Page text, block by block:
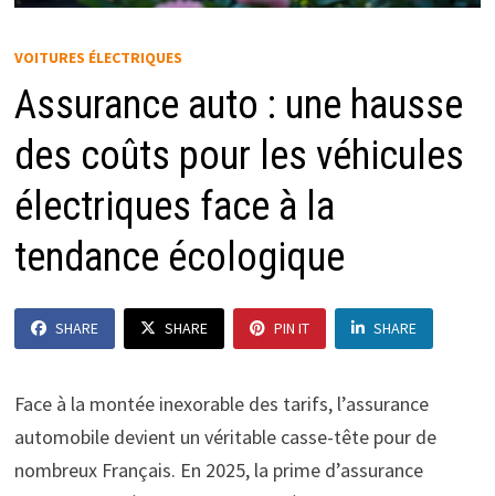
VOITURES ÉLECTRIQUES
Assurance auto : une hausse
des coûts pour les véhicules
électriques face à la
tendance écologique
SHARE SHARE PIN IT SHARE
Face à la montée inexorable des tarifs, l’assurance
automobile devient un véritable casse-tête pour de
nombreux Français. En 2025, la prime d’assurance